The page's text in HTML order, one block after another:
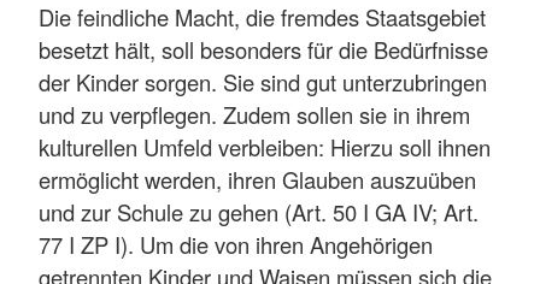
Die feindliche Macht, die fremdes Staatsgebiet
besetzt hält, soll besonders für die Bedürfnisse
der Kinder sorgen. Sie sind gut unterzubringen
und zu verpflegen. Zudem sollen sie in ihrem
kulturellen Umfeld verbleiben: Hierzu soll ihnen
ermöglicht werden, ihren Glauben auszuüben
und zur Schule zu gehen (Art. 50 I GA IV; Art.
77 I ZP I). Um die von ihren Angehörigen
getrennten Kinder und Waisen müssen sich die